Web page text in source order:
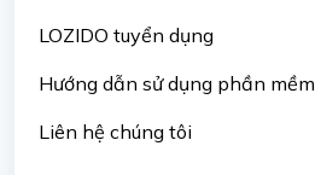
LOZIDO tuyển dụng
Hướng dẫn sử dụng phần mềm
Liên hệ chúng tôi